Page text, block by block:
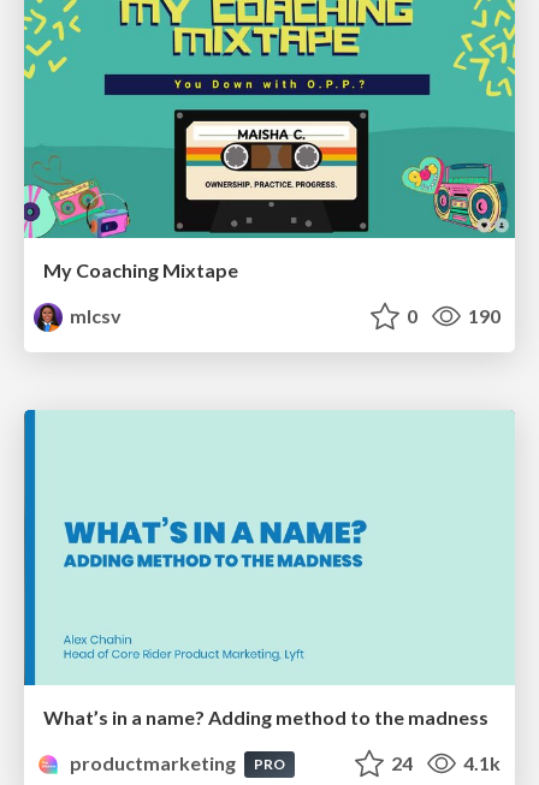
My Coaching Mixtape
mlcsv
0 190
What’s in a name? Adding method to the madness
productmarketing
PRO 24 4.1k